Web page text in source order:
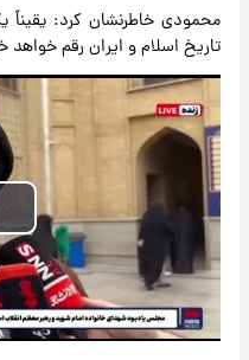
محمودی خاطرنشان کرد: یقیناً
تاریخ اسلام و ایران رقم خواهد